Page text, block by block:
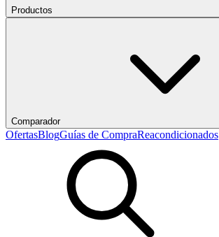
Productos
Comparador
OfertasBlogGuías de CompraReacondicionados